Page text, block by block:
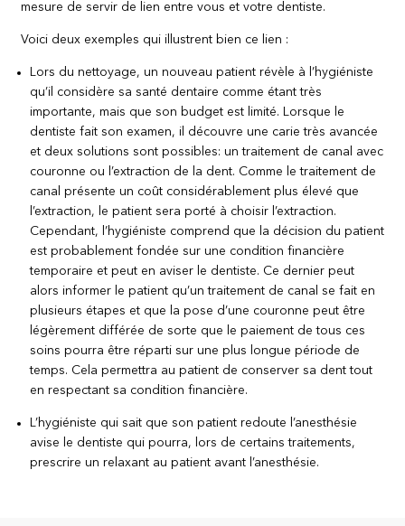
mesure de servir de lien entre vous et votre dentiste.
Voici deux exemples qui illustrent bien ce lien :
Lors du nettoyage, un nouveau patient révèle à l’hygiéniste
qu’il considère sa santé dentaire comme étant très
importante, mais que son budget est limité. Lorsque le
dentiste fait son examen, il découvre une carie très avancée
et deux solutions sont possibles: un traitement de canal avec
couronne ou l’extraction de la dent. Comme le traitement de
canal présente un coût considérablement plus élevé que
l’extraction, le patient sera porté à choisir l’extraction.
Cependant, l’hygiéniste comprend que la décision du patient
est probablement fondée sur une condition financière
temporaire et peut en aviser le dentiste. Ce dernier peut
alors informer le patient qu’un traitement de canal se fait en
plusieurs étapes et que la pose d’une couronne peut être
légèrement différée de sorte que le paiement de tous ces
soins pourra être réparti sur une plus longue période de
temps. Cela permettra au patient de conserver sa dent tout
en respectant sa condition financière.
L’hygiéniste qui sait que son patient redoute l’anesthésie
avise le dentiste qui pourra, lors de certains traitements,
prescrire un relaxant au patient avant l’anesthésie.